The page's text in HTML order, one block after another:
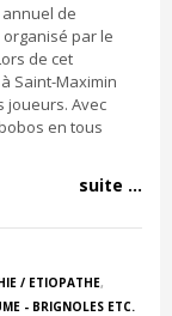
de
par le
de cet
Saint-Maximin
joueurs. Avec
en tous
suite ...
/ ETIOPATHE,
- BRIGNOLES ETC.